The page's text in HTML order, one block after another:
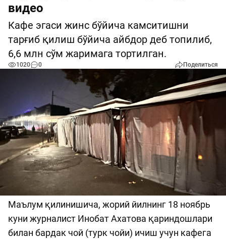
видео
Кафе эгаси жинс бўйича камситишни
тарғиб қилиш бўйича айбдор деб топилиб,
6,6 млн сўм жаримага тортилган.
1020 0 Поделиться
Маълум қилинишича, жорий йилнинг 18 ноябрь
куни журналист Инобат Ахатова қариндошлари
билан бардак чой (турк чойи) ичиш учун кафега